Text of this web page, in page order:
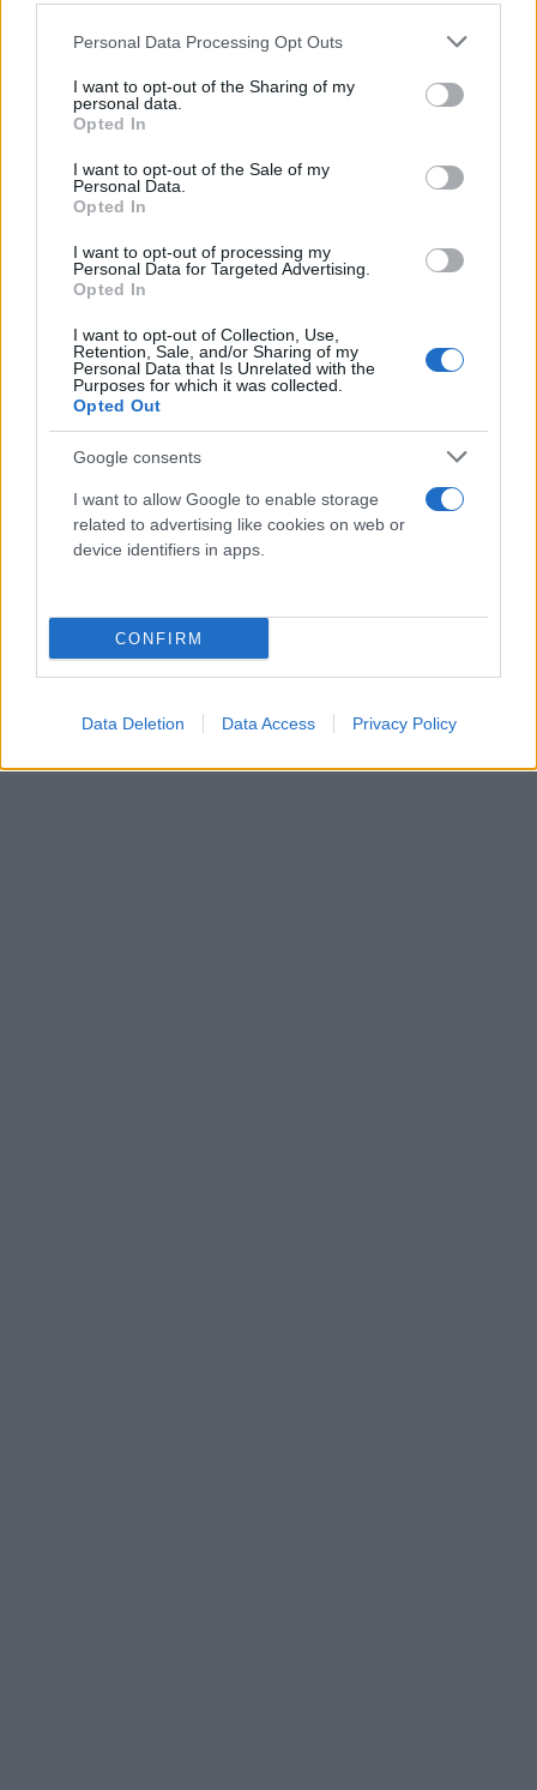
Please note that this website/app uses one or more Google
not limited to your visit or usage behaviour. You may click to
grant or deny consent to Google and its third-party tags to
use your data for below specified purposes in below Google
consent section.
Personal Data Processing Opt Outs
I want to opt-out of the Sharing of my
personal data.
Opted In
I want to opt-out of the Sale of my
Personal Data.
Opted In
I want to opt-out of processing my
Personal Data for Targeted Advertising.
Opted In
I want to opt-out of Collection, Use,
Retention, Sale, and/or Sharing of my
Personal Data that Is Unrelated with the
Purposes for which it was collected.
Opted Out
Google consents
I want to allow Google to enable storage
related to advertising like cookies on web or
device identifiers in apps.
CONFIRM
Data Deletion Data Access Privacy Policy
Ένα από τα βίντεο που ανέβηκαν στο Χ από την
«θερμή» υποδοχή στον υπουργό Υγείας έξω από το
νοσοκομείο Λέρου: